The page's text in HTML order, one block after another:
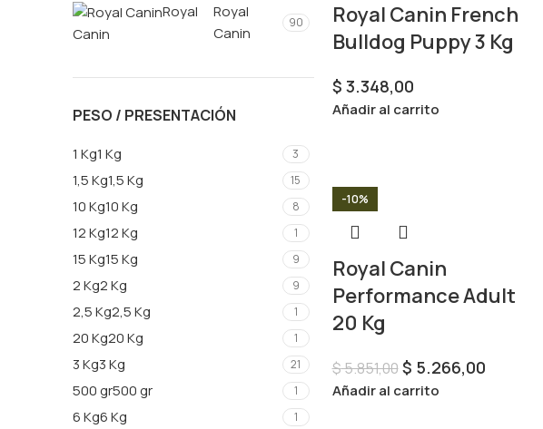
Royal
Canin
Royal
Canin
90
PESO / PRESENTACIÓN
1 Kg1 Kg 3
1,5 Kg1,5 Kg 15
10 Kg10 Kg 8
12 Kg12 Kg 1
15 Kg15 Kg 9
2 Kg2 Kg 9
2,5 Kg2,5 Kg 1
20 Kg20 Kg 1
3 Kg3 Kg 21
500 gr500 gr 1
6 Kg6 Kg 1
Royal Canin French
Bulldog Puppy 3 Kg
$ 3.348,00
Añadir al carrito
-10%
Royal Canin
Performance Adult
20 Kg
$5.851,00 $ 5.266,00
Añadir al carrito